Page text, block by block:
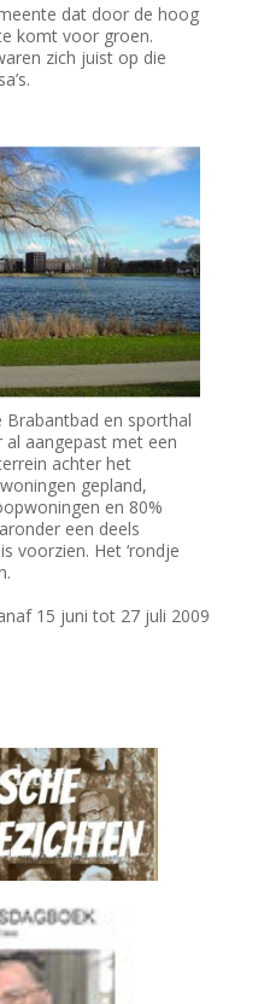
dat door de hoog
komt voor groen.
zich juist op die
en sporthal
al aangepast met een
achter het
gepland,
en 80%
een deels
voorzien. Het ‘rondje
15 juni tot 27 juli 2009